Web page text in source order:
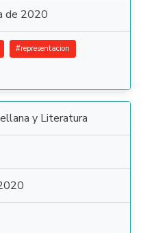
de 2020
#representacion
y Literatura